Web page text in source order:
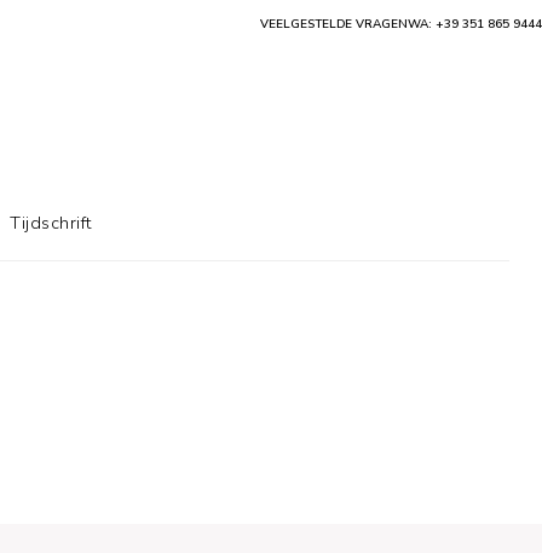
VEELGESTELDE VRAGENWA: +39 351 865 9444
Tijdschrift